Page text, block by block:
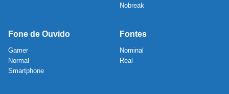
Nobreak
Fone de Ouvido
Gamer
Normal
Smartphone
Fontes
Nominal
Real